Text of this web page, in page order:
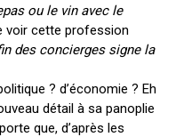
ou le vin avec le
voir cette profession
des concierges signe la
? d’économie ? Eh
détail à sa panoplie
que, d’après les